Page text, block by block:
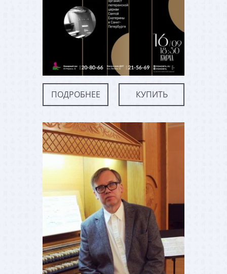
ПОДРОБНЕЕ КУПИТЬ